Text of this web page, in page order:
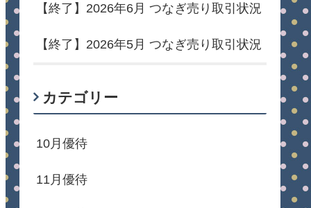
【終了】2026年6月 つなぎ売り取引状況
【終了】2026年5月 つなぎ売り取引状況
カテゴリー
10月優待
11月優待